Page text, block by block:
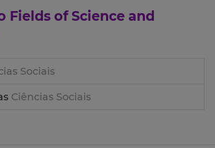
Fields of Science and
Sociais
Ciências Sociais